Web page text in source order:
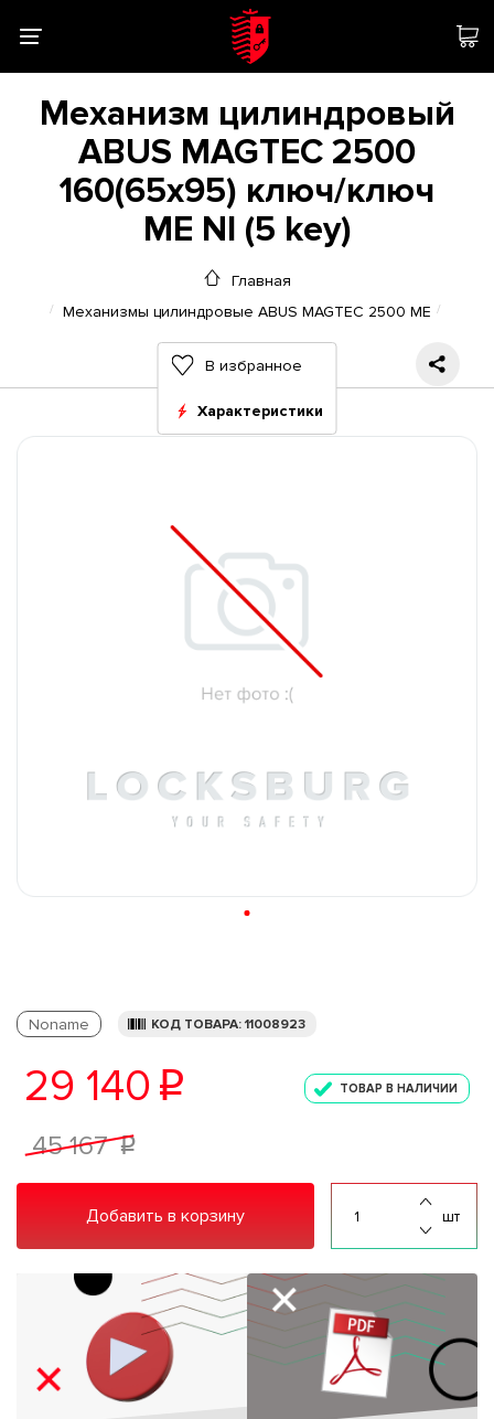
Механизм цилиндровый
ABUS MAGTEC 2500
160(65x95) ключ/ключ
ME NI (5 key)
Главная
Механизмы цилиндровые ABUS MAGTEC 2500 ME
В избранное
Характеристики
Noname КОД ТОВАРА: 11008923
29 140 p ТОВАР В НАЛИЧИИ
45 167 p
Добавить в корзину шт